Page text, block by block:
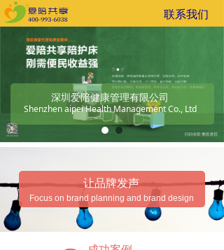
联系我们
深圳爱陪健康管理有限公司
Shenzhen aipei Health Management Co., Ltd
让品牌发声
Focus on brand planning and brand design